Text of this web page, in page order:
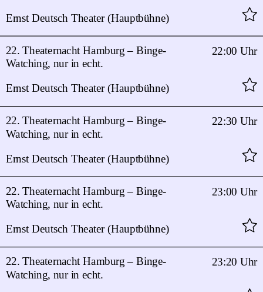
Ernst Deutsch Theater (Hauptbühne)
Ernst Deutsch Theater (Hauptbühne)
22:00 Uhr
22. Theaternacht Hamburg – Binge-
Watching, nur in echt.
Ernst Deutsch Theater (Hauptbühne)
22:30 Uhr
22. Theaternacht Hamburg – Binge-
Watching, nur in echt.
Ernst Deutsch Theater (Hauptbühne)
23:00 Uhr
22. Theaternacht Hamburg – Binge-
Watching, nur in echt.
23:20 Uhr
22. Theaternacht Hamburg – Binge-
Watching, nur in echt.